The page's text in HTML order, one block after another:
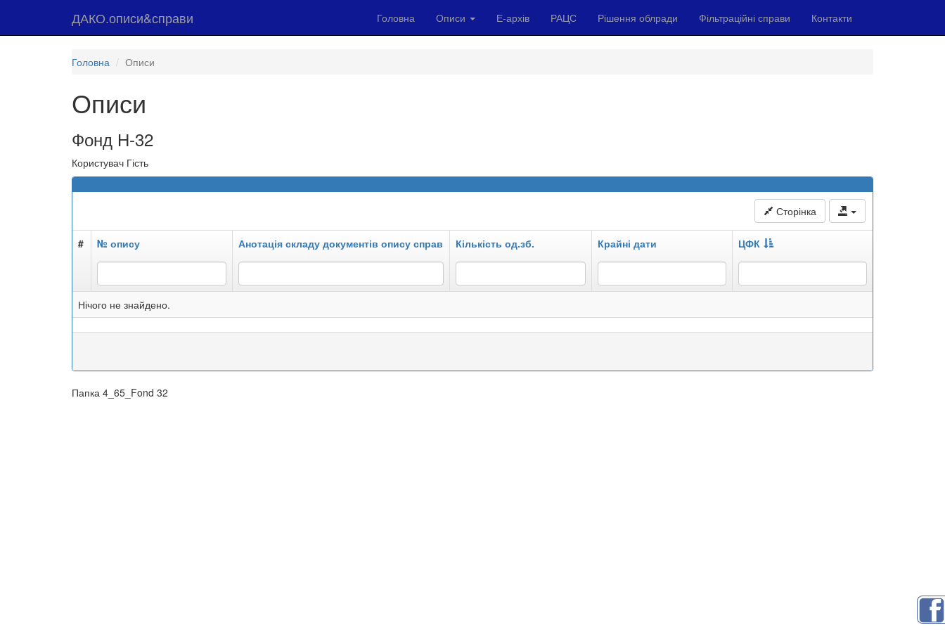
ДАКО.описи&справи Головна Описи Е-архів РАЦС Рішення облради Фільтраційні справи Контакти
Головна Описи
Описи
Фонд Н-32
Користувач Гість
Сторінка
# № опису Анотація складу документів опису справ Кількість од.зб. Крайні дати ЦФК
Нічого не знайдено.
Папка 4_65_Fond 32